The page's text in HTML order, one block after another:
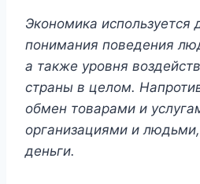
Экономика используется
понимания поведения
а также уровня
страны в целом.
обмен товарами и
организациями и
деньги.